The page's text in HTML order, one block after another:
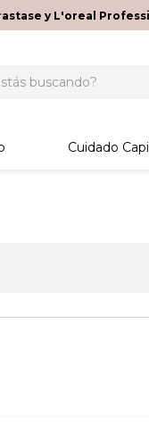
y L'oreal
Cuidado